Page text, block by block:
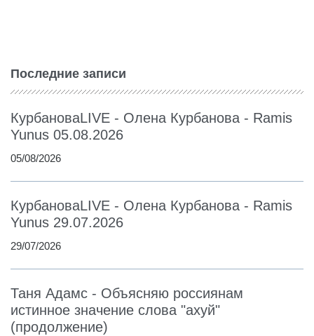
Последние записи
КурбановаLIVE - Олена Курбанова - Ramis
Yunus 05.08.2026
05/08/2026
КурбановаLIVE - Олена Курбанова - Ramis
Yunus 29.07.2026
29/07/2026
Таня Адамс - Объясняю россиянам
истинное значение слова "ахуй"
(продолжение)